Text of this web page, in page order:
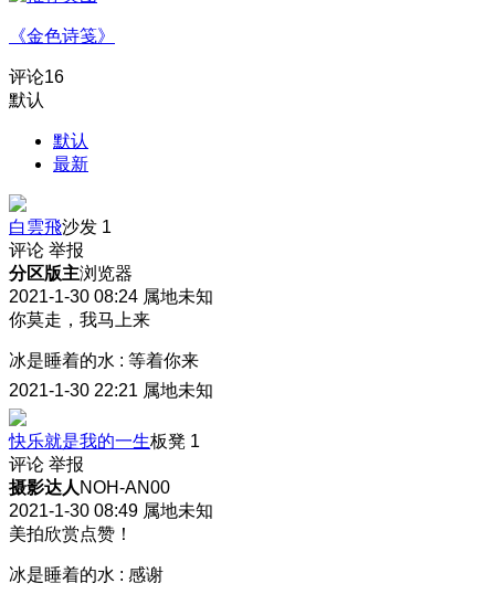
《金色诗笺》
评论16
默认
默认
最新
白雲飛沙发 1
评论 举报
分区版主浏览器
2021-1-30 08:24 属地未知
你莫走，我马上来
冰是睡着的水 : 等着你来
2021-1-30 22:21 属地未知
快乐就是我的一生板凳 1
评论 举报
摄影达人 NOH-AN00
2021-1-30 08:49 属地未知
美拍欣赏点赞！
冰是睡着的水 : 感谢